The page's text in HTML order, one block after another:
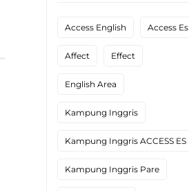
Access English Access Es
Affect Effect
English Area
Kampung Inggris
Kampung Inggris ACCESS ES
Kampung Inggris Pare